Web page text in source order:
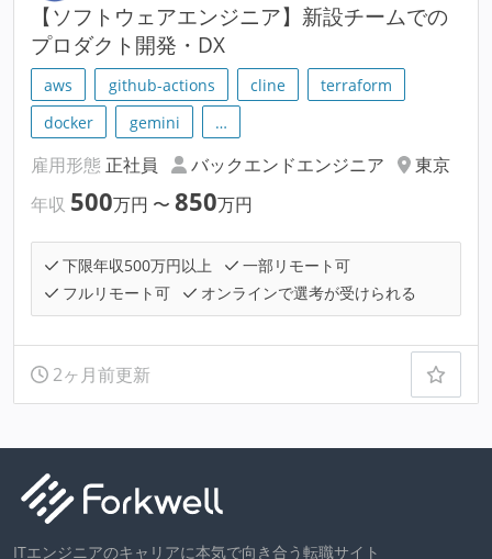
【ソフトウェアエンジニア】新設チームでの
プロダクト開発・DX
aws github-actions cline
terraform
docker
gemini …
雇用形態 正社員 バックエンドエンジニア
東京
年収 500万円 〜 850万円
下限年収500万円以上
一部リモート可
フルリモート可
オンラインで選考が受けられる
2ヶ月前更新
ITエンジニアのキャリアに本気で向き合う転職サイト